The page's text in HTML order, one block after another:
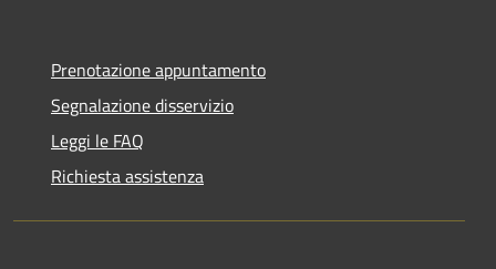
Prenotazione appuntamento
Segnalazione disservizio
Leggi le FAQ
Richiesta assistenza